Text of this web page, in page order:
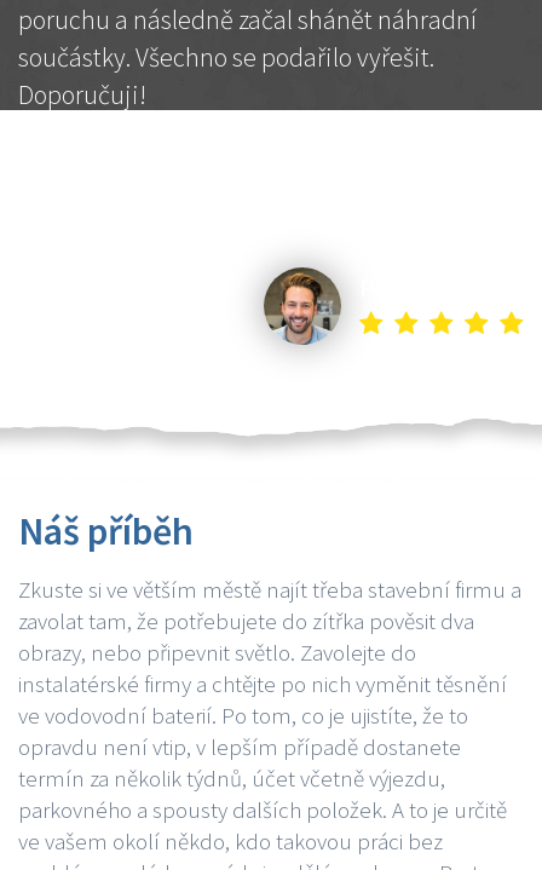
poruchu a následně začal shánět náhradní
součástky. Všechno se podařilo vyřešit.
Doporučuji!
Náš příběh
Zkuste si ve větším městě najít třeba stavební firmu a
zavolat tam, že potřebujete do zítřka pověsit dva
obrazy, nebo připevnit světlo. Zavolejte do
instalatérské firmy a chtějte po nich vyměnit těsnění
ve vodovodní baterií. Po tom, co je ujistíte, že to
opravdu není vtip, v lepším případě dostanete
termín za několik týdnů, účet včetně výjezdu,
parkovného a spousty dalších položek. A to je určitě
ve vašem okolí někdo, kdo takovou práci bez